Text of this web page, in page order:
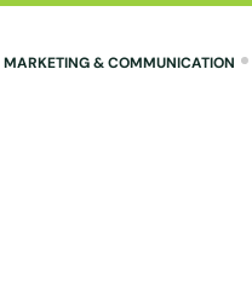
MARKETING & COMMUNICATION